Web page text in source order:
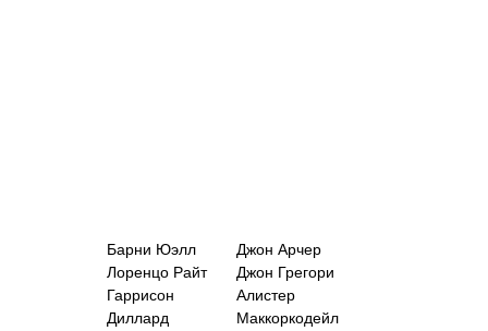
Барни Юэлл
Лоренцо Райт
Гаррисон
Диллард
Джон Арчер
Джон Грегори
Алистер
Маккоркодейл